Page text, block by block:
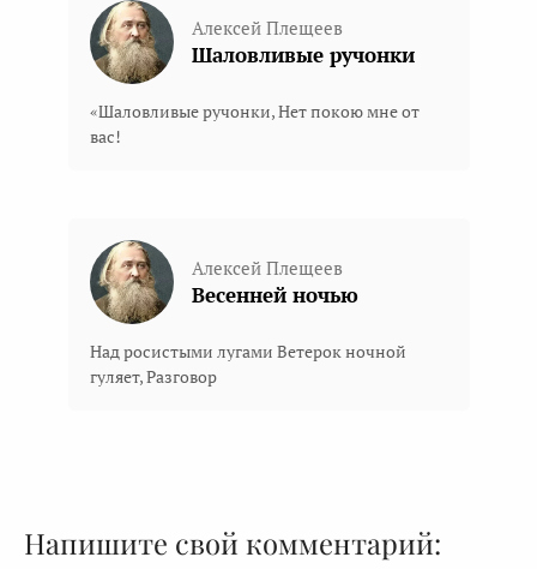
Алексей Плещеев
Шаловливые ручонки
«Шаловливые ручонки, Нет покою мне от
вас!
Алексей Плещеев
Весенней ночью
Над росистыми лугами Ветерок ночной
гуляет, Разговор
Напишите свой комментарий: